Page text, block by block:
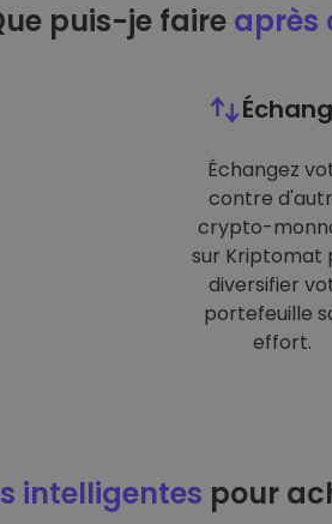
puis-je faire après
Échangez
contre
crypto-
sur Kriptomat
diversifier
portefeuille
effort.
intelligentes pour